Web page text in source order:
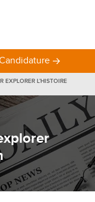
EXPLORER L’HISTOIRE